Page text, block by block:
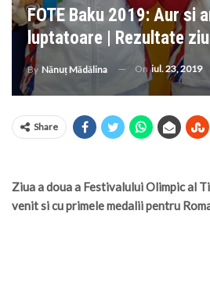
FOTE Baku 2019: Aur si
luptatoare | Rezultate
By Nănuț Mădălina On iul. 23, 2019
Share
Ziua a doua a Festivalului Olimpic al
venit si cu primele medalii pentru